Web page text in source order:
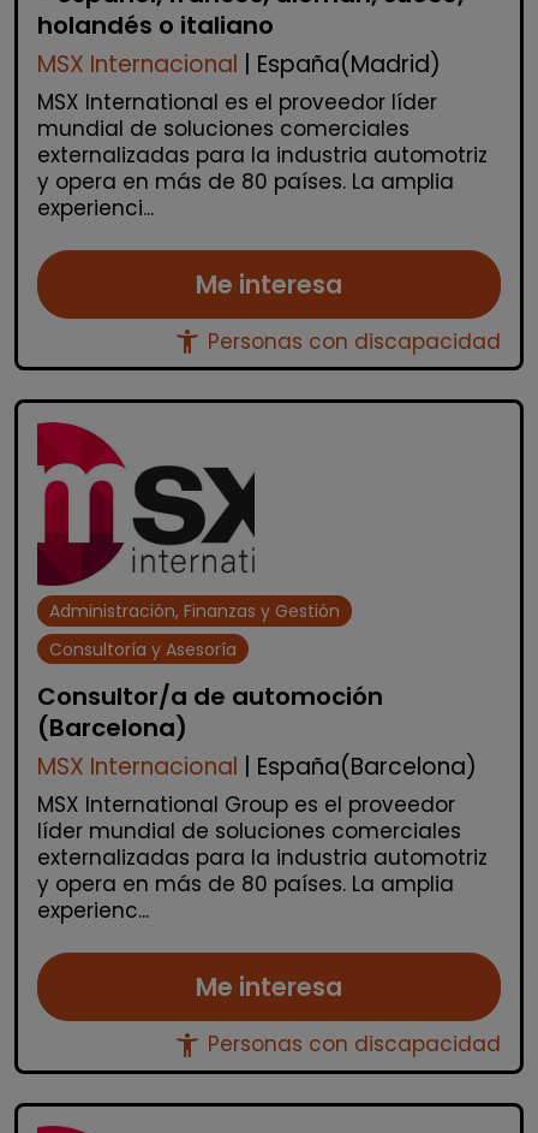
holandés o italiano
MSX Internacional | España(Madrid)
MSX International es el proveedor líder
mundial de soluciones comerciales
externalizadas para la industria automotriz
y opera en más de 80 países. La amplia
experienci...
Me interesa
accessibility_new Personas con discapacidad
Administración, Finanzas y Gestión
Consultoría y Asesoría
Consultor/a de automoción
(Barcelona)
MSX Internacional | España(Barcelona)
MSX International Group es el proveedor
líder mundial de soluciones comerciales
externalizadas para la industria automotriz
y opera en más de 80 países. La amplia
experienc...
Me interesa
accessibility_new Personas con discapacidad